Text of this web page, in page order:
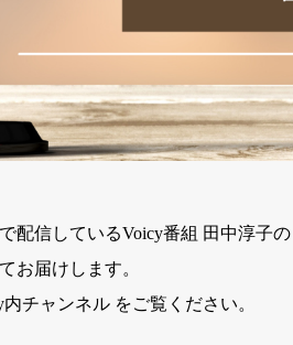
配信しているVoicy番組 田中淳子
お届けします。
チャンネル をご覧ください。